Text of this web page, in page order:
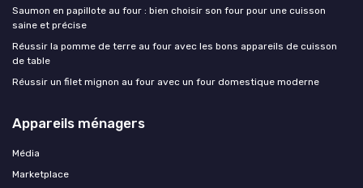
Saumon en papillote au four : bien choisir son four pour une cuisson
saine et précise
Réussir la pomme de terre au four avec les bons appareils de cuisson
de table
Réussir un filet mignon au four avec un four domestique moderne
Appareils ménagers
Média
Marketplace